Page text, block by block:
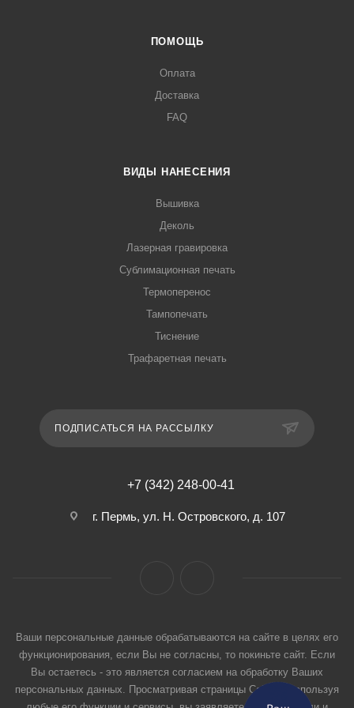
ПОМОЩЬ
Оплата
Доставка
FAQ
ВИДЫ НАНЕСЕНИЯ
Вышивка
Деколь
Лазерная гравировка
Сублимационная печать
Термоперенос
Тампопечать
Тиснение
Трафаретная печать
ПОДПИСАТЬСЯ НА РАССЫЛКУ
+7 (342) 248-00-41
г. Пермь, ул. Н. Островского, д. 107
Ваши персональные данные обрабатываются на сайте в целях его
функционирования, если Вы не согласны, то покиньте сайт. Если
Вы остаетесь - это является согласием на обработку Ваших
персональных данных. Просматривая страницы Сайта и используя